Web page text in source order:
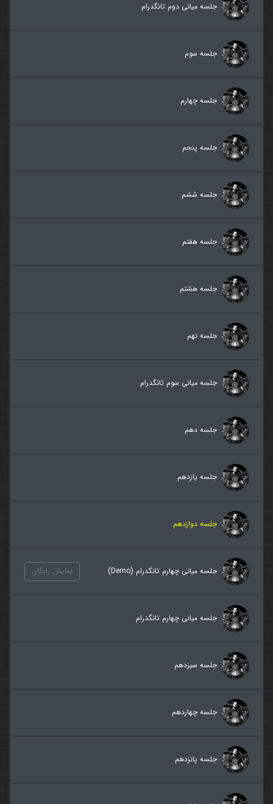
جلسه میانی دوم تانگدرام
جلسه سوم
جلسه چهارم
جلسه پنجم
جلسه ششم
جلسه هفتم
جلسه هشتم
جلسه نهم
جلسه میانی سوم تانگدرام
جلسه دهم
جلسه یازدهم
جلسه دوازدهم
جلسه میانی چهارم تانگدرام (Demo) نمایش رایگان
جلسه میانی چهارم تانگدرام
جلسه سیزدهم
جلسه چهاردهم
جلسه پانزدهم